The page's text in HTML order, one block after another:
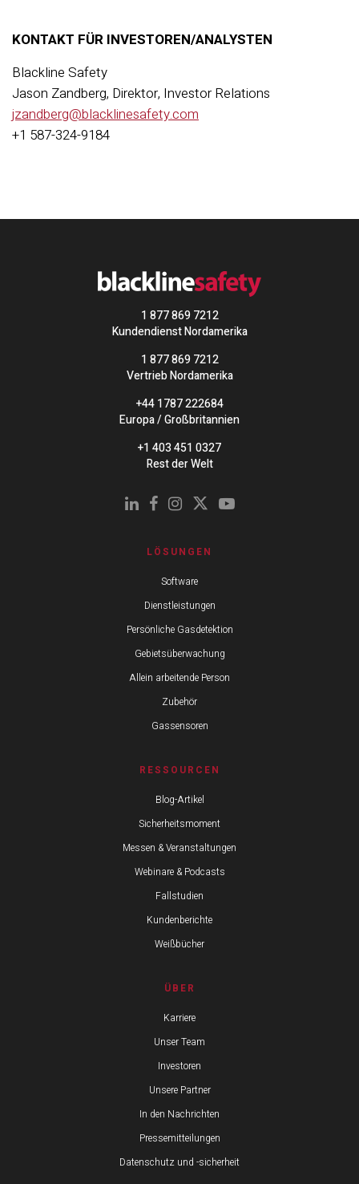
KONTAKT FÜR INVESTOREN/ANALYSTEN
Blackline Safety
Jason Zandberg, Direktor, Investor Relations
jzandberg@blacklinesafety.com
+1 587-324-9184
1 877 869 7212
Kundendienst Nordamerika
1 877 869 7212
Vertrieb Nordamerika
+44 1787 222684
Europa / Großbritannien
+1 403 451 0327
Rest der Welt
LÖSUNGEN
Software
Dienstleistungen
Persönliche Gasdetektion
Gebietsüberwachung
Allein arbeitende Person
Zubehör
Gassensoren
RESSOURCEN
Blog-Artikel
Sicherheitsmoment
Messen & Veranstaltungen
Webinare & Podcasts
Fallstudien
Kundenberichte
Weißbücher
ÜBER
Karriere
Unser Team
Investoren
Unsere Partner
In den Nachrichten
Pressemitteilungen
Datenschutz und -sicherheit